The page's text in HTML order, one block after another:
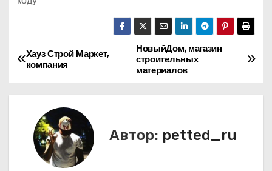
Н
НовыйДом, магазин
строительных
материалов
Хауз Строй Маркет,
компания
Автор: petted_ru